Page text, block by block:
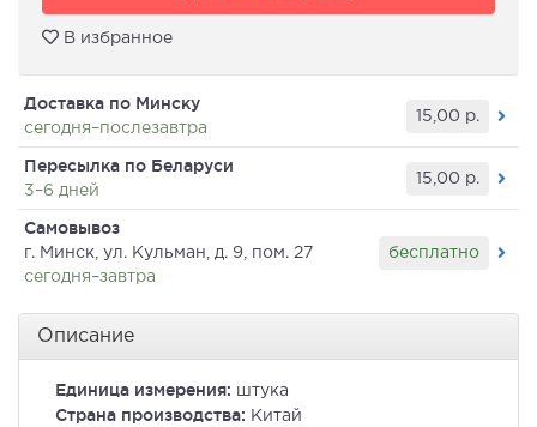
В избранное
Доставка по Минску
сегодня–послезавтра
15,00 р.
Пересылка по Беларуси
3–6 дней
15,00 р.
Самовывоз
г. Минск, ул. Кульман, д. 9, пом. 27
сегодня–завтра
бесплатно
Описание
Единица измерения: штука
Страна производства: Китай